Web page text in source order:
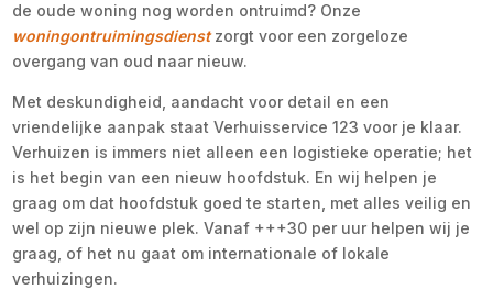
de oude woning nog worden ontruimd? Onze
woningontruimingsdienstzorgt voor een zorgeloze
overgang van oud naar nieuw.
Met deskundigheid, aandacht voor detail en een
vriendelijke aanpak staat Verhuisservice 123 voor je klaar.
Verhuizen is immers niet alleen een logistieke operatie; het
is het begin van een nieuw hoofdstuk. En wij helpen je
graag om dat hoofdstuk goed te starten, met alles veilig en
wel op zijn nieuwe plek. Vanaf +++30 per uur helpen wij je
graag, of het nu gaat om internationale of lokale
verhuizingen.